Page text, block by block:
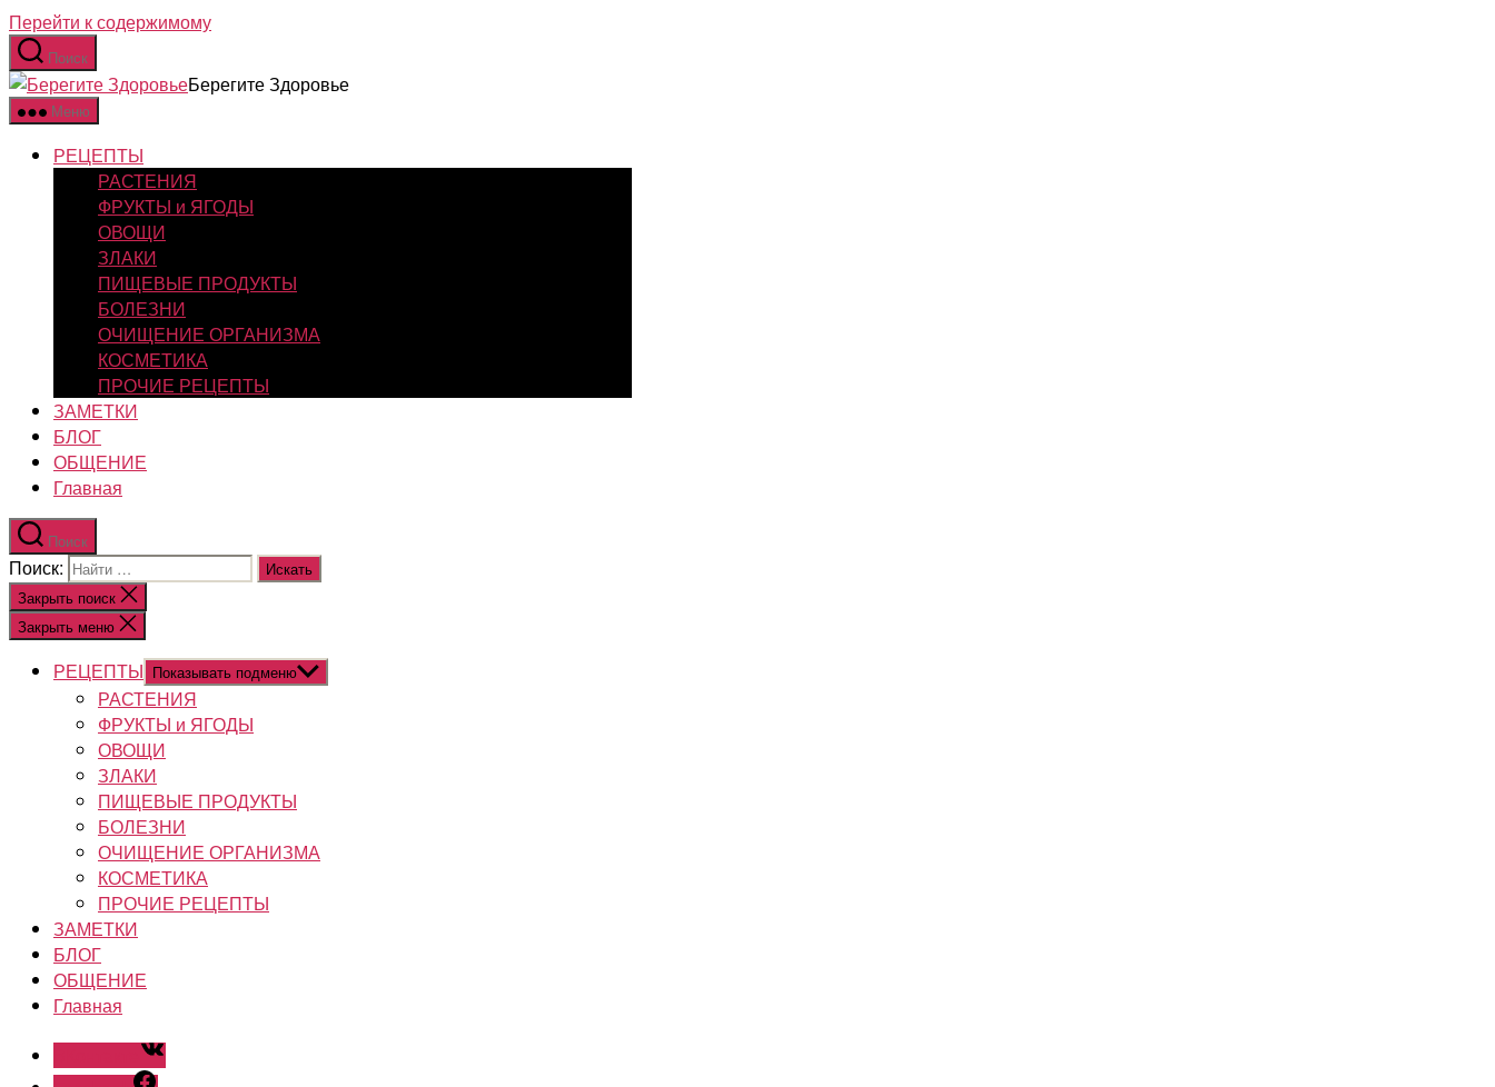
Перейти к содержимому
Поиск
Берегите Здоровье
Меню
РЕЦЕПТЫ
РАСТЕНИЯ
ФРУКТЫ и ЯГОДЫ
ОВОЩИ
ЗЛАКИ
ПИЩЕВЫЕ ПРОДУКТЫ
БОЛЕЗНИ
ОЧИЩЕНИЕ ОРГАНИЗМА
КОСМЕТИКА
ПРОЧИЕ РЕЦЕПТЫ
ЗАМЕТКИ
БЛОГ
ОБЩЕНИЕ
Главная
Поиск
Поиск:
Закрыть поиск
Закрыть меню
РЕЦЕПТЫ Показывать подменю
РАСТЕНИЯ
ФРУКТЫ и ЯГОДЫ
ОВОЩИ
ЗЛАКИ
ПИЩЕВЫЕ ПРОДУКТЫ
БОЛЕЗНИ
ОЧИЩЕНИЕ ОРГАНИЗМА
КОСМЕТИКА
ПРОЧИЕ РЕЦЕПТЫ
ЗАМЕТКИ
БЛОГ
ОБЩЕНИЕ
Главная